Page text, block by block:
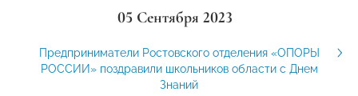
05 Сентября 2023
Предприниматели Ростовского отделения «ОПОРЫ
РОССИИ» поздравили школьников области с Днем
Знаний